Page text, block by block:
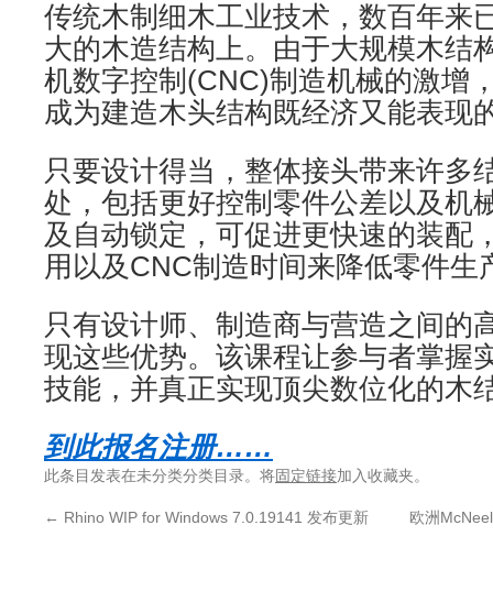
传统木制细木工业技术，数百年来
大的木造结构上。由于大规模木结
机数字控制(CNC)制造机械的激增
成为建造木头结构既经济又能表现
只要设计得当，整体接头带来许多
处，包括更好控制零件公差以及机
及自动锁定，可促进更快速的装配
用以及CNC制造时间来降低零件生
只有设计师、制造商与营造之间的
现这些优势。该课程让参与者掌握
技能，并真正实现顶尖数位化的木
到此报名注册……
此条目发表在未分类分类目录。将固定链接加入收藏夹。
← Rhino WIP for Windows 7.0.19141 发布更新 欧洲